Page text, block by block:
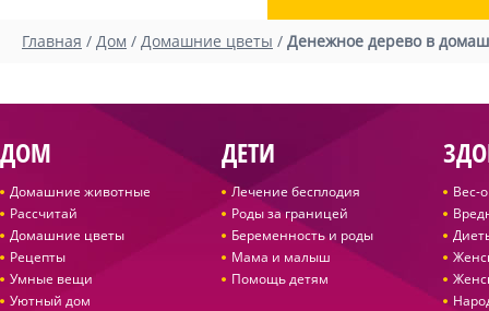
Главная / Дом / Домашние цветы / Денежное дерево в
ДОМ
Домашние животные
Рассчитай
Домашние цветы
Рецепты
Умные вещи
Уютный дом
ДЕТИ
Лечение бесплодия
Роды за границей
Беременность и роды
Мама и малыш
Помощь детям
Вес-